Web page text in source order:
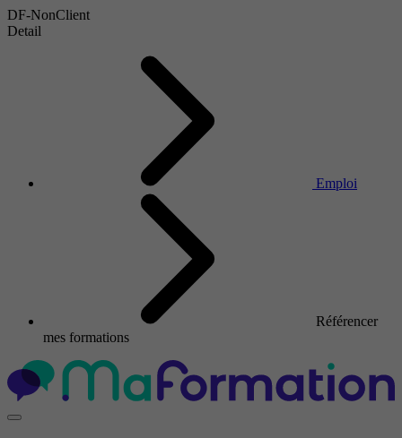
DF-NonClient
Detail
Emploi
Référencer
mes formations